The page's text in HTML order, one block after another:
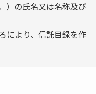
）の氏名又は名称及び
により、信託目録を作